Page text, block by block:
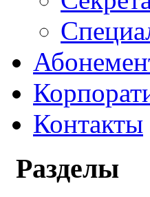
Контакты
Разделы